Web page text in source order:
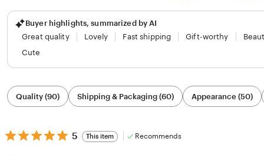
Buyer highlights, summarized by AI
Great quality
Lovely Fast shipping Gift-worthy
Cute
Filter
by
category
Quality (90) Shipping & Packaging (60) Appearance (50)
5
out
5 This item Recommends